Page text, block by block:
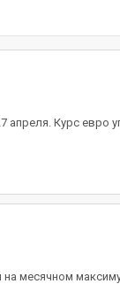
апреля. Курс евро
месячном